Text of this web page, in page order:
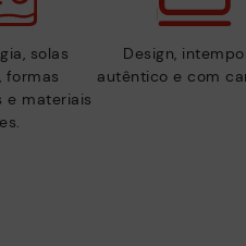
solas
formas
e materiais
Design,
autêntico e com